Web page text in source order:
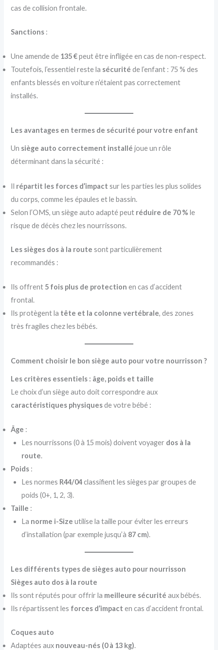
cas de collision frontale.
Sanctions :
Une amende de 135 €peut être infligée en cas de non-respect.
Toutefois, l’essentiel reste la sécurité de l’enfant : 75 % des
enfants blessés en voiture n’étaient pas correctement
installés.
Les avantages en termes de sécurité pour votre enfant
Un siège auto correctement installé joue un rôle
déterminant dans la sécurité :
Il répartit les forces d’impact sur les parties les plus solides
du corps, comme les épaules et le bassin.
Selon l’OMS, un siège auto adapté peut réduire de 70 % le
risque de décès chez les nourrissons.
Les sièges dos à la route sont particulièrement
recommandés :
Ils offrent 5 fois plus de protection en cas d’accident
frontal.
Ils protègent la tête et la colonne vertébrale, des zones
très fragiles chez les bébés.
Comment choisir le bon siège auto pour votre nourrisson ?
Les critères essentiels : âge, poids et taille
Le choix d’un siège auto doit correspondre aux
caractéristiques physiquesde votre bébé :
Âge :
Les nourrissons (0 à 15 mois) doivent voyager dos à la
route.
Poids :
Les normes R44/04classifient les sièges par groupes de
poids (0+, 1, 2, 3).
Taille :
La norme i-Size utilise la taille pour éviter les erreurs
d’installation (par exemple jusqu’à 87 cm).
Les différents types de sièges auto pour nourrisson
Sièges auto dos à la route
Ils sont réputés pour offrir la meilleure sécurité aux bébés.
Ils répartissent les forces d’impact en cas d’accident frontal.
Coques auto
Adaptées aux nouveau-nés (0 à 13 kg).